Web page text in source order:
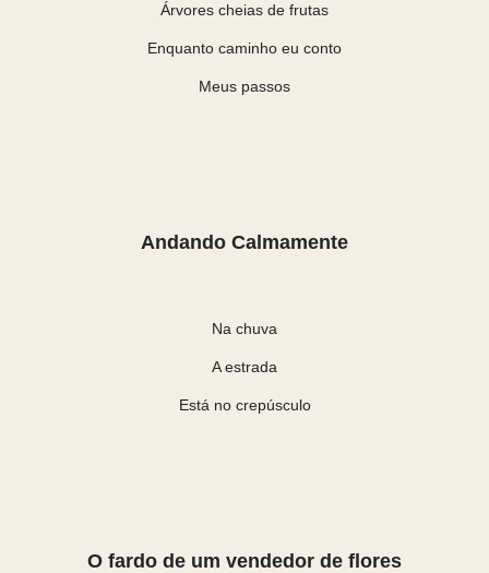
Árvores cheias de frutas
Enquanto caminho eu conto
Meus passos
Andando Calmamente
Na chuva
A estrada
Está no crepúsculo
O fardo de um vendedor de flores